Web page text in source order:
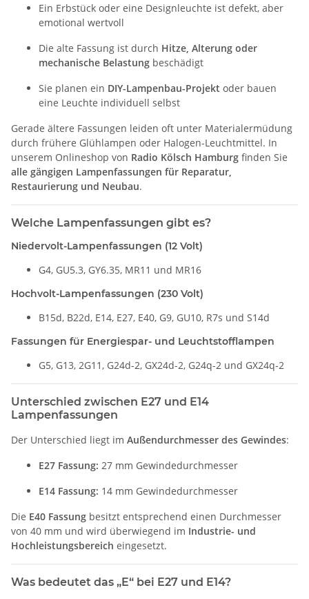
Ein Erbstück oder eine Designleuchte ist defekt, aber
emotional wertvoll
Die alte Fassung ist durch Hitze, Alterung oder
mechanische Belastung beschädigt
Sie planen ein DIY-Lampenbau-Projekt oder bauen
eine Leuchte individuell selbst
Gerade ältere Fassungen leiden oft unter Materialermüdung
durch frühere Glühlampen oder Halogen-Leuchtmittel. In
unserem Onlineshop von Radio Kölsch Hamburg finden Sie
alle gängigen Lampenfassungen für Reparatur,
Restaurierung und Neubau.
Welche Lampenfassungen gibt es?
Niedervolt-Lampenfassungen (12 Volt)
G4, GU5.3, GY6.35, MR11 und MR16
Hochvolt-Lampenfassungen (230 Volt)
B15d, B22d, E14, E27, E40, G9, GU10, R7s und S14d
Fassungen für Energiespar- und Leuchtstofflampen
G5, G13, 2G11, G24d-2, GX24d-2, G24q-2 und GX24q-2
Unterschied zwischen E27 und E14
Lampenfassungen
Der Unterschied liegt im Außendurchmesser des Gewindes:
E27 Fassung: 27 mm Gewindedurchmesser
E14 Fassung: 14 mm Gewindedurchmesser
Die E40 Fassung besitzt entsprechend einen Durchmesser
von 40 mm und wird überwiegend im Industrie- und
Hochleistungsbereich eingesetzt.
Was bedeutet das „E“ bei E27 und E14?